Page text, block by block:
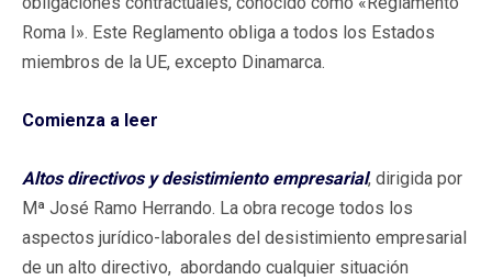
Roma I». Este Reglamento obliga a todos los Estados
miembros de la UE, excepto Dinamarca.
Comienza a leer
Altos directivos y desistimiento empresarial, dirigida por
Mª José Ramo Herrando. La obra recoge todos los
aspectos jurídico-laborales del desistimiento empresarial
de un alto directivo, abordando cualquier situación